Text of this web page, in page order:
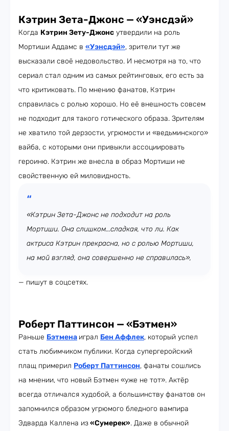
Кэтрин Зета-Джонс — «Уэнсдэй»
Когда Кэтрин Зету-Джонс утвердили на роль
Мортиши Аддамс в «Уэнсдэй», зрители тут же
высказали своё недовольство. И несмотря на то, что
сериал стал одним из самых рейтинговых, его есть за
что критиковать. По мнению фанатов, Кэтрин
справилась с ролью хорошо. Но её внешность совсем
не подходит для такого готического образа. Зрителям
не хватило той дерзости, угрюмости и «ведьминского»
вайба, с которыми они привыкли ассоциировать
героиню. Кэтрин же внесла в образ Мортиши не
свойственную ей миловидность.
«Кэтрин Зета-Джонс не подходит на роль
Мортиши. Она слишком...сладкая, что ли. Как
актриса Кэтрин прекрасна, но с ролью Мортиши,
на мой взгляд, она совершенно не справилась»,
— пишут в соцсетях.
Роберт Паттинсон — «Бэтмен»
Раньше Бэтмена играл Бен Аффлек, который успел
стать любимчиком публики. Когда супергеройский
плащ примерил Роберт Паттинсон, фанаты сошлись
на мнении, что новый Бэтмен «уже не тот». Актёр
всегда отличался худобой, а большинству фанатов он
запомнился образом угрюмого бледного вампира
Эдварда Каллена из«Сумерек». Даже в обычной